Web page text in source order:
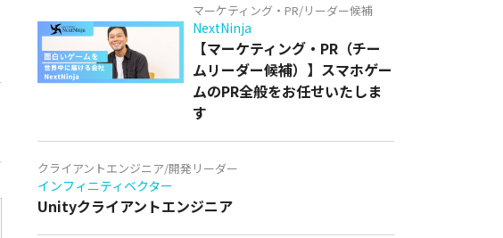
マーケティング・PR/リーダー候補
NextNinja
【マーケティング・PR（チー
ムリーダー候補）】スマホゲー
ムのPR全般をお任せいたしま
す
クライアントエンジニア/開発リーダー
インフィニティベクター
Unityクライアントエンジニア